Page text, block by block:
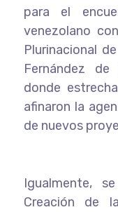
para el
venezolano
Plurinacional
Fernández
donde
afinaron la
de nuevos
Igualmente,
Creación de